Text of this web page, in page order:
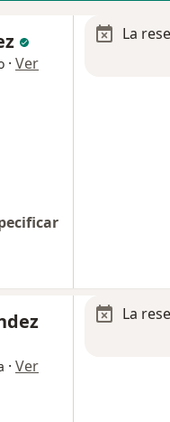
· Ver
La
· Ver
La